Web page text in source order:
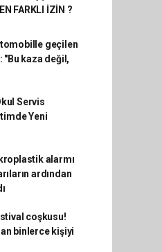
FARKLI İZİN ?
geçilen
kaza değil,
Servis
Yeni
alarmı
ardından
coşkusu!
binlerce kişiyi